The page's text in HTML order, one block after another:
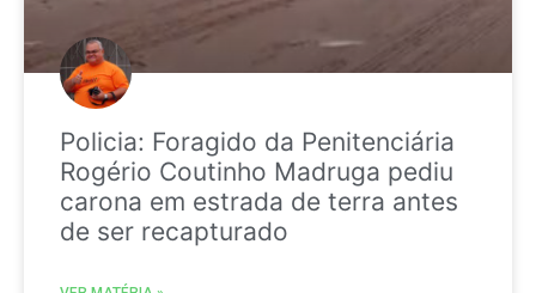
Policia: Foragido da Penitenciária
Rogério Coutinho Madruga pediu
carona em estrada de terra antes
de ser recapturado